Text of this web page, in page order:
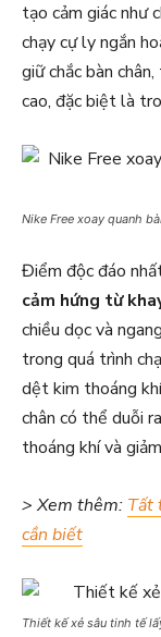
tạo cảm giác như
chạy cự ly ngắn
giữ chắc bàn
cao, đặc biệt là
Nike Free xoay quanh
Điểm độc đáo
cảm hứng từ
chiều dọc và
trong quá trình
dệt kim thoáng
chân có thể duỗi
thoáng khí và
> Xem thêm: Tất
cần biết
Thiết kế xẻ sâu tinh tế